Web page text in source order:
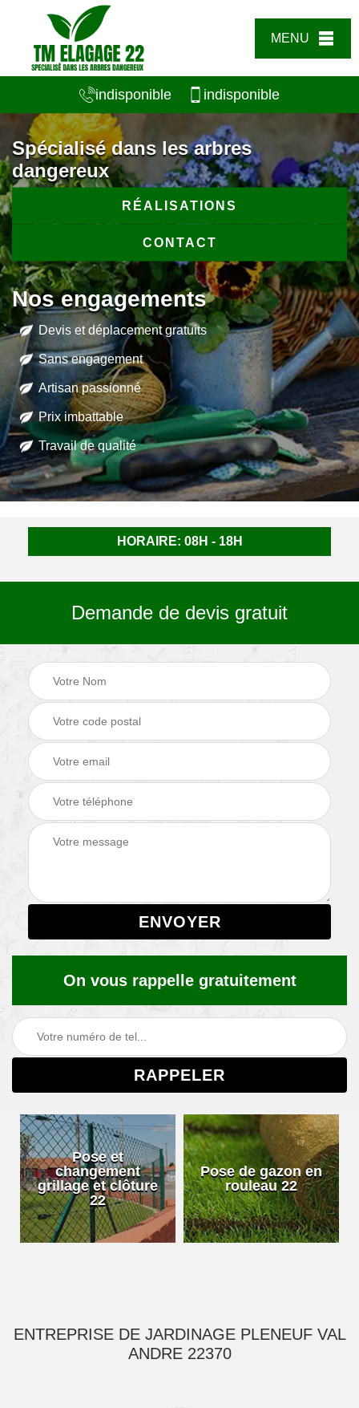
MENU
indisponible indisponible
Spécialisé dans les arbres
dangereux
RÉALISATIONS
CONTACT
Nos engagements
Devis et déplacement gratuits
Sans engagement
Artisan passionné
Prix imbattable
Travail de qualité
HORAIRE: 08H - 18H
Demande de devis gratuit
On vous rappelle gratuitement
Pose et
changement
grillage et clôture
22
Pose de gazon en
rouleau 22
ENTREPRISE DE JARDINAGE PLENEUF VAL
ANDRE 22370